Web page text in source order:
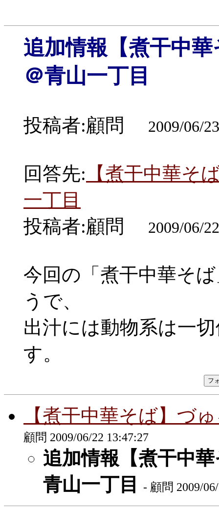
追加情報【煮干中
＠青山一丁目
投稿者:顧問 2009/06/
回答先: 【煮干中華そ
一丁目
投稿者:顧問
2009/06/
今回の「煮干中華そ
うで、
出汁には動物系は一
す。
【煮干中華そば】づ
顧問 2009/06/22 13:47:27
追加情報【煮干中
青山一丁目
- 顧問 2009/